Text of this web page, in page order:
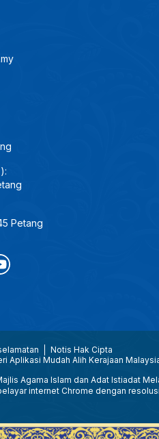
Petang
Notis Hak Cipta
Aplikasi Mudah Alih Kerajaan
Agama Islam dan Adat Istiadat
internet Chrome dengan